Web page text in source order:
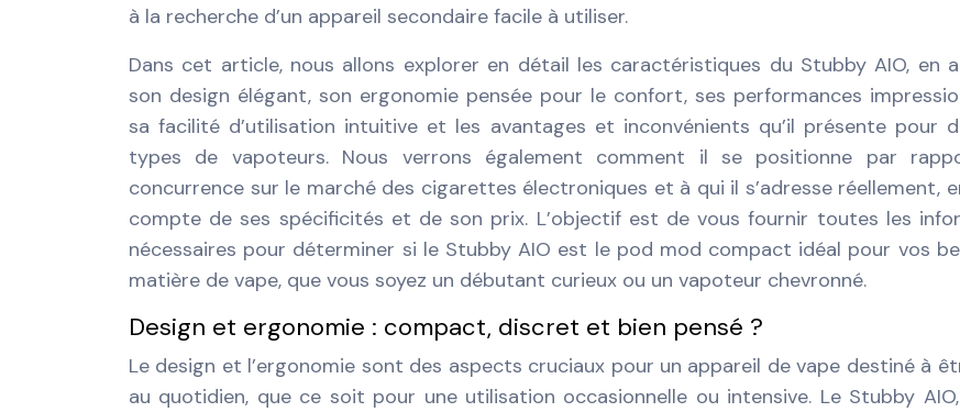
à la recherche d’un appareil secondaire facile à utiliser.
Dans cet article, nous allons explorer en détail les caractéristiques du Stubby AIO, en
son design élégant, son ergonomie pensée pour le confort, ses performances
sa facilité d’utilisation intuitive et les avantages et inconvénients qu’il présente pour
types de vapoteurs. Nous verrons également comment il se positionne par
concurrence sur le marché des cigarettes électroniques et à qui il s’adresse réellement,
compte de ses spécificités et de son prix. L’objectif est de vous fournir toutes les
nécessaires pour déterminer si le Stubby AIO est le pod mod compact idéal pour vos
matière de vape, que vous soyez un débutant curieux ou un vapoteur chevronné.
Design et ergonomie : compact, discret et bien pensé ?
Le design et l’ergonomie sont des aspects cruciaux pour un appareil de vape destiné à
au quotidien, que ce soit pour une utilisation occasionnelle ou intensive. Le Stubby